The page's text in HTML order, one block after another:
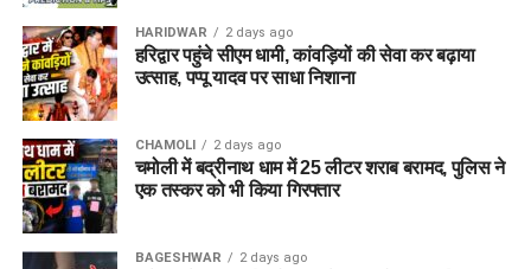
HARIDWAR 2 days ago
हरिद्वार पहुंचे सीएम धामी, कांवड़ियों की सेवा कर बढ़ाया
उत्साह, पप्पू यादव पर साधा निशाना
CHAMOLI 2 days ago
चमोली में बद्रीनाथ धाम में 25 लीटर शराब बरामद, पुलिस ने
एक तस्कर को भी किया गिरफ्तार
BAGESHWAR 2 days ago